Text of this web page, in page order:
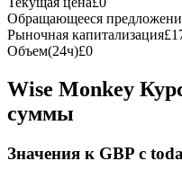
Копирование
Присоединяйтесь к
Обращающееся
Рыночная капитализация£
Объем(24ч)£0
Wise Monkey
суммы
Значения к GBP с